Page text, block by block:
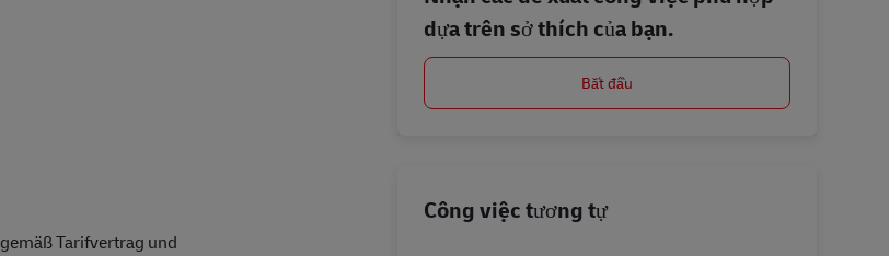
gemäß Tarifvertrag und
dựa trên sở thích của bạn.
Bắt đầu
Công việc tương tự